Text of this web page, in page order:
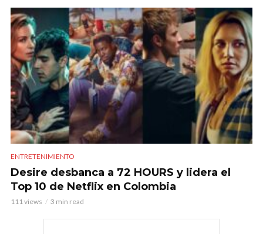
ENTRETENIMIENTO
Desire desbanca a 72 HOURS y lidera el
Top 10 de Netflix en Colombia
111 views 3 min read